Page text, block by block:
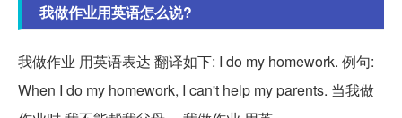
我做作业用英语怎么说?
我做作业 用英语表达 翻译如下: I do my homework. 例句:
When I do my homework, I can't help my parents. 当我做